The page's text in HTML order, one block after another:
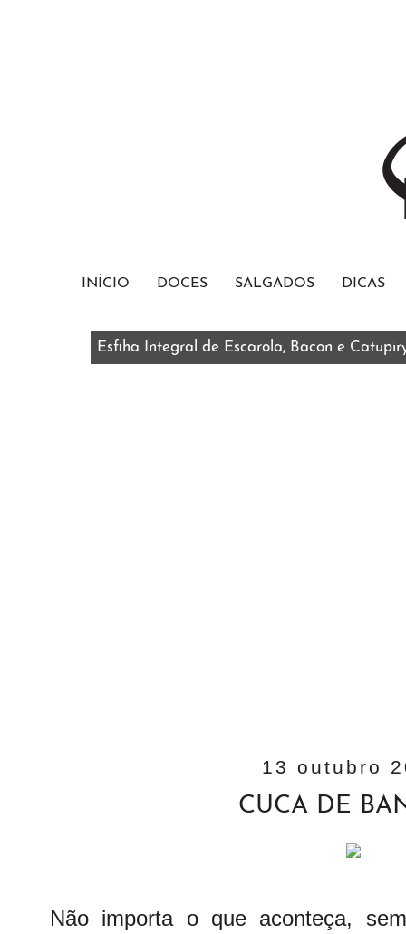
INÍCIO DOCES SALGADOS DICAS
Esfiha Integral de Escarola, Bacon e
13 outubro
CUCA DE
Não importa o que aconteça,